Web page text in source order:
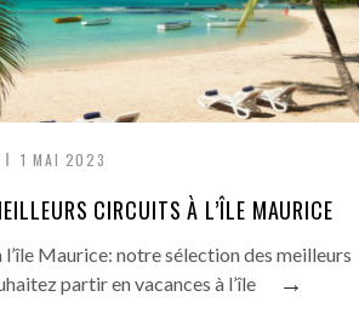
1 MAI 2023
CIRCUITS À L’ÎLE MAURICE
Maurice: notre sélection des meilleurs
partir en vacances à l’île
→